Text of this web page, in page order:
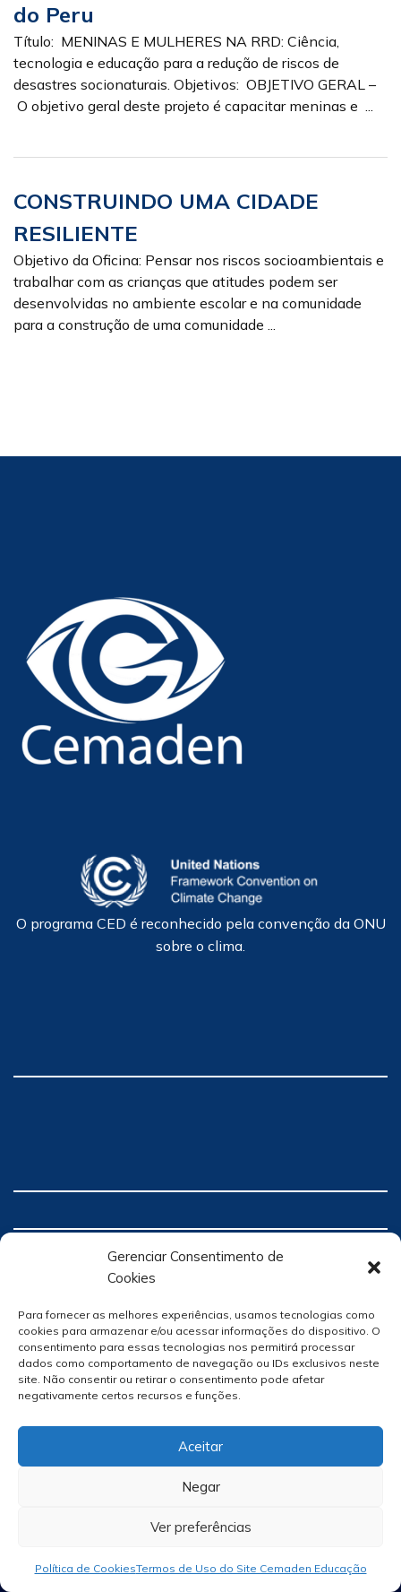
Gerenciar Consentimento de
Cookies
Para fornecer as melhores experiências, usamos tecnologias como
cookies para armazenar e/ou acessar informações do dispositivo. O
consentimento para essas tecnologias nos permitirá processar
dados como comportamento de navegação ou IDs exclusivos neste
site. Não consentir ou retirar o consentimento pode afetar
negativamente certos recursos e funções.
Aceitar
Negar
Ver preferências
Política de CookiesTermos de Uso do Site Cemaden Educação
do Peru
Título: MENINAS E MULHERES NA RRD: Ciência,
tecnologia e educação para a redução de riscos de
desastres socionaturais. Objetivos: OBJETIVO GERAL –
O objetivo geral deste projeto é capacitar meninas e ...
CONSTRUINDO UMA CIDADE
RESILIENTE
Objetivo da Oficina: Pensar nos riscos socioambientais e
trabalhar com as crianças que atitudes podem ser
desenvolvidas no ambiente escolar e na comunidade
para a construção de uma comunidade ...
O programa CED é reconhecido pela convenção da ONU
sobre o clima.
Site Por hacklab